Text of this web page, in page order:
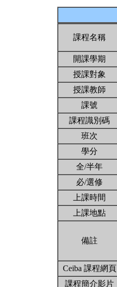
課程名稱
開課學期
授課對象
授課教師
課號
課程識別碼
班次
學分
全/半年
必/選修
上課時間
上課地點
備註
Ceiba 課程網頁
課程簡介影片